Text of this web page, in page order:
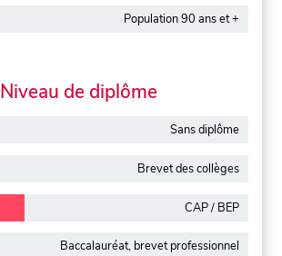
Population 90 ans et +
Niveau de diplôme
Sans diplôme
Brevet des collèges
CAP / BEP
Baccalauréat, brevet professionnel